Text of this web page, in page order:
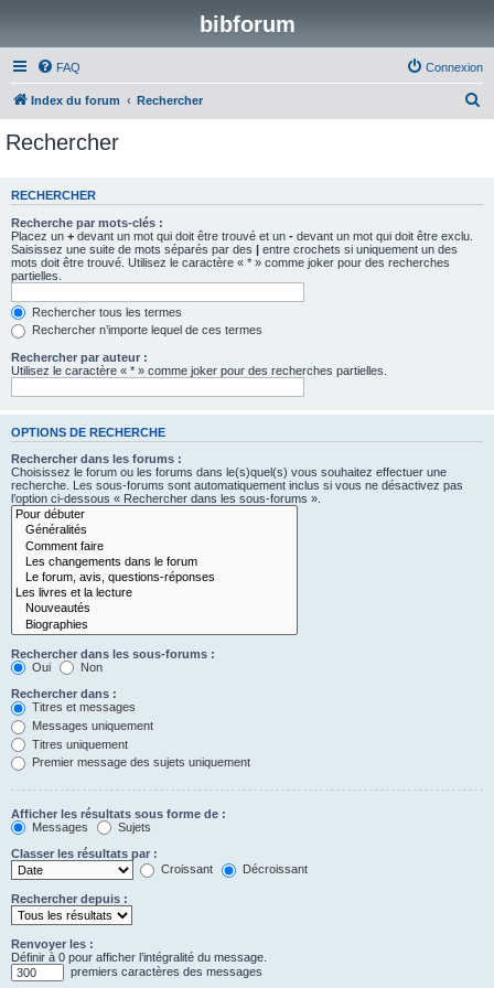
bibforum
FAQ Connexion
Index du forum Rechercher
e
Rechercher
RECHERCHER
Recherche par mots-clés :
Placez un + devant un mot qui doit être trouvé et un - devant un mot qui doit être exclu.
Saisissez une suite de mots séparés par des | entre crochets si uniquement un des
mots doit être trouvé. Utilisez le caractère « * » comme joker pour des recherches
partielles.
Rechercher tous les termes
Rechercher n’importe lequel de ces termes
Rechercher par auteur :
Utilisez le caractère « * » comme joker pour des recherches partielles.
OPTIONS DE RECHERCHE
Rechercher dans les forums :
Choisissez le forum ou les forums dans le(s)quel(s) vous souhaitez effectuer une
recherche. Les sous-forums sont automatiquement inclus si vous ne désactivez pas
l’option ci-dessous « Rechercher dans les sous-forums ».
Rechercher dans les sous-forums :
Oui
Non
Rechercher dans :
Titres et messages
Messages uniquement
Titres uniquement
Premier message des sujets uniquement
Afficher les résultats sous forme de :
Messages
Sujets
Classer les résultats par :
Croissant
Décroissant
Rechercher depuis :
Renvoyer les :
Définir à 0 pour afficher l’intégralité du message.
premiers caractères des messages